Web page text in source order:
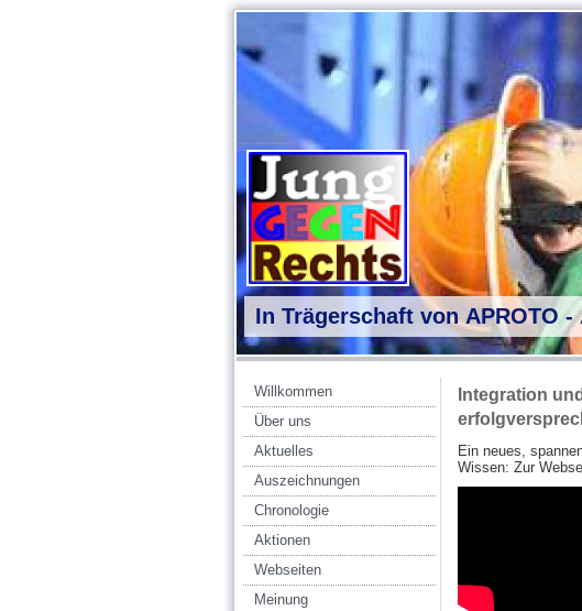
In Trägerschaft von APROTO
Willkommen
Über uns
Aktuelles
Auszeichnungen
Chronologie
Aktionen
Webseiten
Meinung
Integration
Ein neues,
Wissen: Zur